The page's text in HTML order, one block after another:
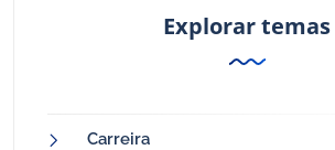
Explorar temas
Carreira